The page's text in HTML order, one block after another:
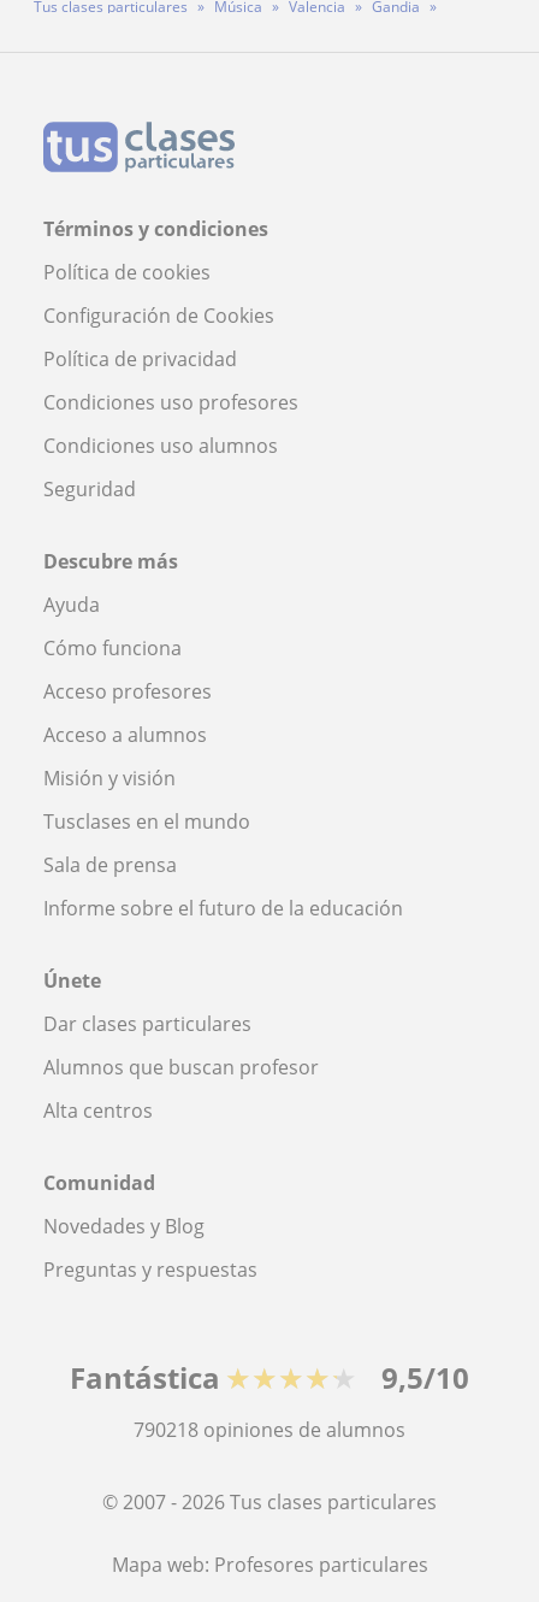
Tus clases particulares Música Valencia
Gandia
Términos y condiciones
Política de cookies
Configuración de Cookies
Política de privacidad
Condiciones uso profesores
Condiciones uso alumnos
Seguridad
Descubre más
Ayuda
Cómo funciona
Acceso profesores
Acceso a alumnos
Misión y visión
Tusclases en el mundo
Sala de prensa
Informe sobre el futuro de la educación
Únete
Dar clases particulares
Alumnos que buscan profesor
Alta centros
Comunidad
Novedades y Blog
Preguntas y respuestas
Fantástica ★★★★★ 9,5/10
790218 opiniones de alumnos
© 2007 - 2026 Tus clases particulares
Mapa web: Profesores particulares